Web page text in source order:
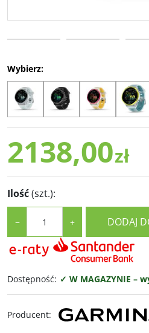
Wybierz:
2138,00zł
Ilość(szt.):
− + DODAJ
Dostępność: ✓ W MAGAZYNIE –
Producent: